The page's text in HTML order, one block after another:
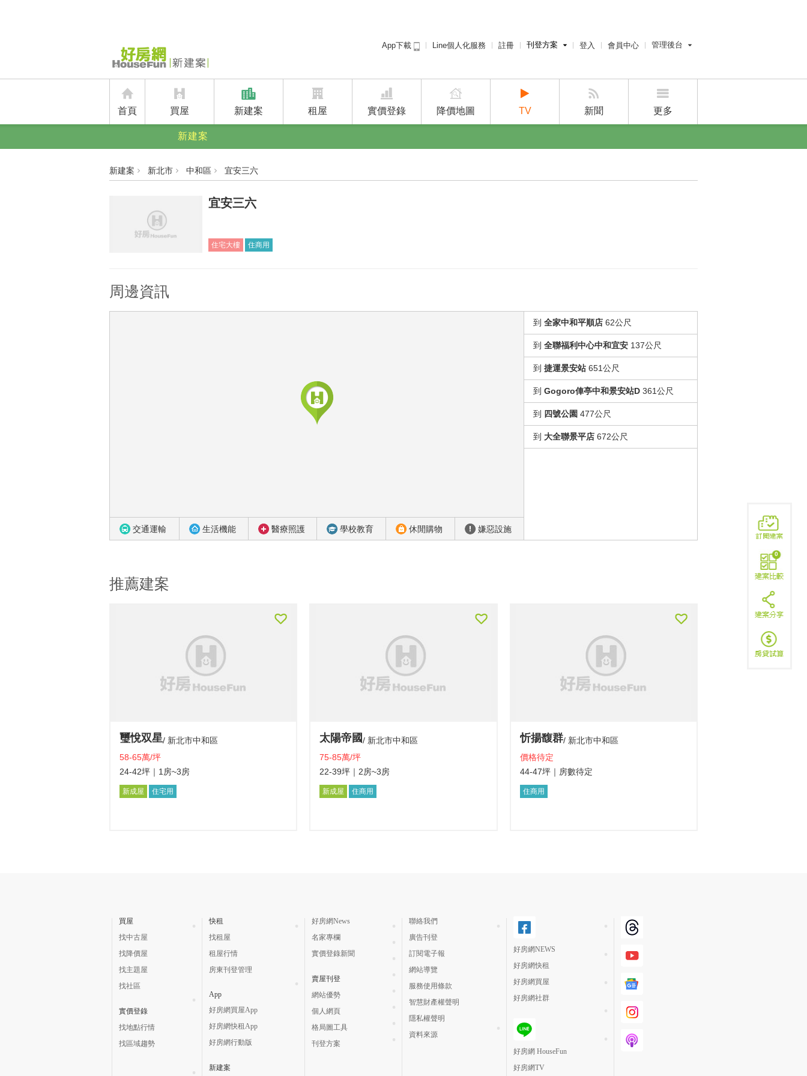
App下載 Line個人化服務 註冊 刊登方案
廣告刊登
建案刊登
登入 會員中心 管理後台
屋主管理後台
首頁 買屋 新建案 租屋 實價登錄 降價地圖 TV 新聞 更多
新建案
新建案 新北市 中和區 宜安三六
宜安三六
住宅大樓 住商用
周邊資訊
交通運輸 生活機能 醫療照護 學校教育 休閒購物 嫌惡設施
到 全家中和平順店 62公尺
到 全聯福利中心中和宜安 137公尺
到 捷運景安站 651公尺
到 Gogoro俥亭中和景安站D 361公尺
到 四號公園 477公尺
到 大全聯景平店 672公尺
推薦建案
璽悅双星 新北市中和區
58-65萬/坪
24-42坪 ｜1房~3房
新成屋 住宅用
太陽帝國
新北市中和區
75-85萬/坪
22-39坪 ｜2房~3房
新成屋 住商用
忻揚馥群 新北市中和區
價格待定
44-47坪｜房數待定
住商用
0
買屋
找中古屋
找降價屋
找主題屋
找社區
實價登錄
找地點行情
找區域趨勢
快租
找租屋
租屋行情
房東刊登管理
App
好房網買屋App
好房網快租App
好房網行動版
新建案
好房網News
名家專欄
實價登錄新聞
賣屋刊登
網站優勢
個人網頁
格局圖工具
刊登方案
聯絡我們
廣告刊登
訂閱電子報
網站導覽
服務使用條款
智慧財產權聲明
隱私權聲明
資料來源
好房網NEWS
好房網快租
好房網買屋
好房網社群
好房網 HouseFun
好房網TV